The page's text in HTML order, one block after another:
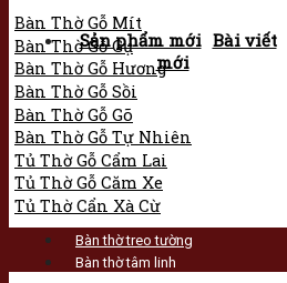
Sản phẩm mới Bài viết
mới
Bàn Thờ Gỗ Mít
Bàn Thờ Gỗ Gụ
Bàn Thờ Gỗ Hương
Bàn Thờ Gỗ Sồi
Bàn Thờ Gỗ Gõ
Bàn Thờ Gỗ Tự Nhiên
Tủ Thờ Gỗ Cẩm Lai
Tủ Thờ Gỗ Căm Xe
Tủ Thờ Cẩn Xà Cừ
Bàn thờ treo tường
Bàn thờ tâm linh